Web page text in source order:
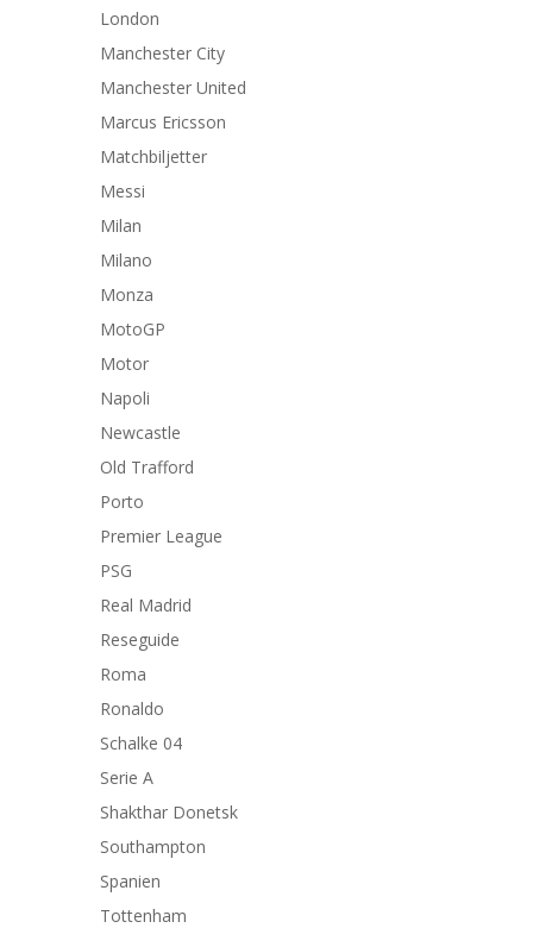
London
Manchester City
Manchester United
Marcus Ericsson
Matchbiljetter
Messi
Milan
Milano
Monza
MotoGP
Motor
Napoli
Newcastle
Old Trafford
Porto
Premier League
PSG
Real Madrid
Reseguide
Roma
Ronaldo
Schalke 04
Serie A
Shakthar Donetsk
Southampton
Spanien
Tottenham